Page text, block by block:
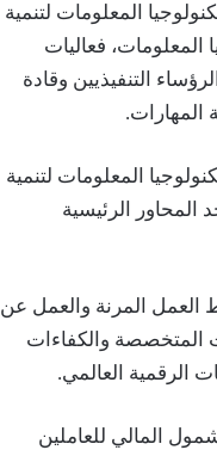
المعلومات لتنمية
المعلومات، فعاليات
من المسؤولين الحكوميين وصناع القرار، وأكثر من 200 من الرؤساء التنفيذيين وقادة
المهارات.
المعلومات لتنمية
المحاور الرئيسية
العمل المرنة والعمل عن
المتخصصة والكفاءات
الرقمية العالمي.
المالي للعاملين